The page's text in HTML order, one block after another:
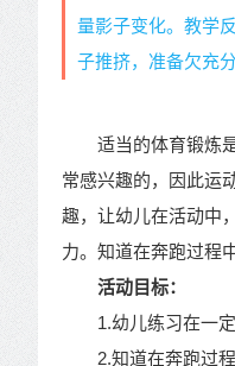
量影子变化。教学
子推挤，准备欠充分
适当的体育锻炼是
常感兴趣的，因此运
趣，让幼儿在活动中
力。知道在奔跑过程
活动目标：
1.幼儿练习在一定
2.知道在奔跑过程